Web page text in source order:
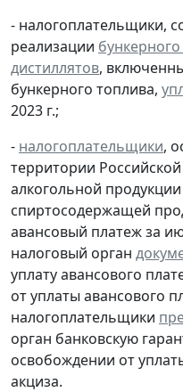
- налогоплательщики,
реализации
дистиллятов,
бункерного топлива,
2023 г.;
- налогоплательщики,
территории
алкогольной
спиртосодержащей
авансовый платеж за
налоговый орган
уплату авансового
от уплаты авансового
налогоплательщики
орган банковскую
освобождении от
акциза.